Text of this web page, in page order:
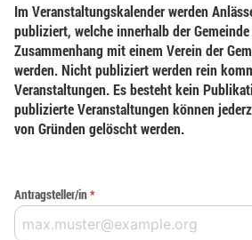
Im Veranstaltungskalender werden
publiziert, welche innerhalb der
Zusammenhang mit einem Verein der
werden. Nicht publiziert werden rein
Veranstaltungen. Es besteht kein
publizierte Veranstaltungen können
von Gründen gelöscht werden.
Antragsteller/in*